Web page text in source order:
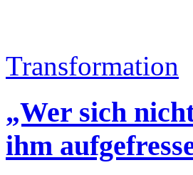
Transformation
„Wer sich
ihm